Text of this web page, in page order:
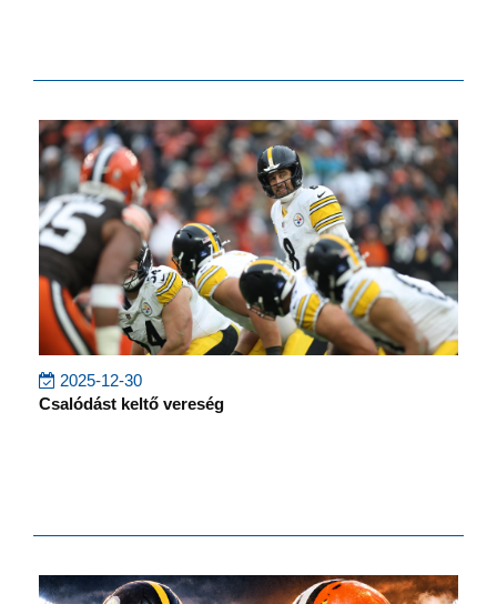
2025-12-30
Csalódást keltő vereség